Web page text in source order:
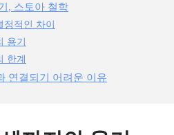
, 스토아 철학
적인 차이
용기
한계
연결되기 어려운 이유